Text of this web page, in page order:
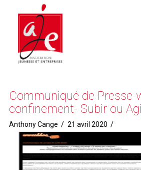
Communiqué de Presse-
confinement- Subir ou
Anthony Cange 21 avril 2020